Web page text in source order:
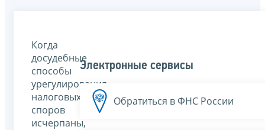
Когда
досудебные
способы
урегулирования
налоговых
споров
исчерпаны,
Электронные сервисы
Обратиться в ФНС России